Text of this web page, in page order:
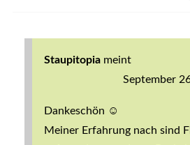
Staupitopia meint
September
Dankeschön ☺️
Meiner Erfahrung nach sind